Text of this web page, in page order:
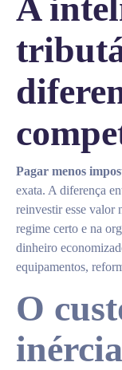
Pagar menos
exata. A diferença
reinvestir esse valor
regime certo e na
dinheiro
equipamentos,
O
inércia